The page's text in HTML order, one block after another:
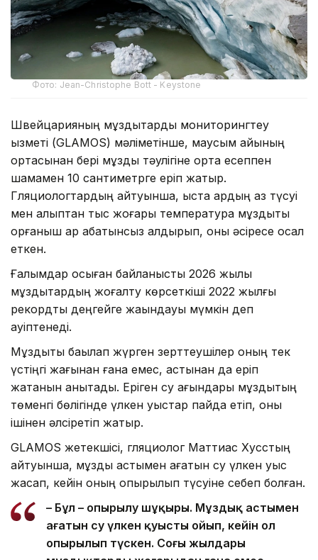
Фото: Jean-Christophe Bott - Keystone
Швейцарияның мұздықтарды мониторингтеу
қызметі (GLAMOS) мәліметінше, маусым айының
ортасынан бері мұздық тәулігіне орта есеппен
шамамен 10 сантиметрге еріп жатыр.
Гляциологтардың айтуынша, қыста қардың аз түсуі
мен қалыптан тыс жоғары температура мұздықты
қорғаныш қар қабатынсыз қалдырып, оны әсіресе осал
еткен.
Ғалымдар осыған байланысты 2026 жылы
мұздықтардың жоғалту көрсеткіші 2022 жылғы
рекордтық деңгейге жақындауы мүмкін деп
қауіптенеді.
Мұздықты бақылап жүрген зерттеушілер оның тек
үстіңгі жағынан ғана емес, астынан да еріп
жатқанын анықтады. Еріген су ағындары мұздықтың
төменгі бөлігінде үлкен қуыстар пайда етіп, оны
ішінен әлсіретіп жатыр.
GLAMOS жетекшісі, гляциолог Маттиас Хусстың
айтуынша, мұздық астымен ағатын су үлкен қуыс
жасап, кейін оның опырылып түсуіне себеп болған.
– Бұл – опырылу шұңқыры. Мұздық астымен
ағатын су үлкен қуысты ойып, кейін ол
опырылып түскен. Соңғы жылдары